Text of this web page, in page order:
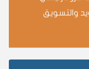
والتسويق